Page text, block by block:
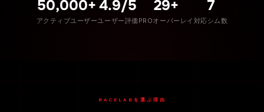
50,000+
アクティブユーザー
4.9/5
ユーザー評価
29+
PROオーバーレイ
7
対応シム数
RACELABを選ぶ理由